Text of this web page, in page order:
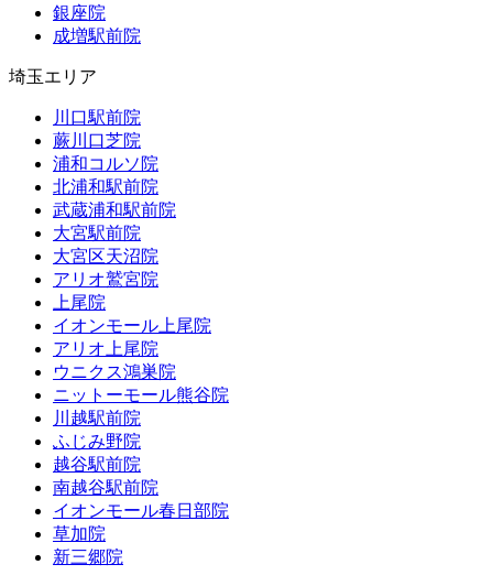
銀座院
成増駅前院
埼玉エリア
川口駅前院
蕨川口芝院
浦和コルソ院
北浦和駅前院
武蔵浦和駅前院
大宮駅前院
大宮区天沼院
アリオ鷲宮院
上尾院
イオンモール上尾院
アリオ上尾院
ウニクス鴻巣院
ニットーモール熊谷院
川越駅前院
ふじみ野院
越谷駅前院
南越谷駅前院
イオンモール春日部院
草加院
新三郷院